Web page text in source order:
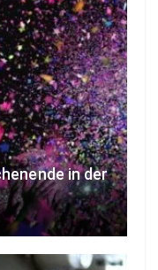
in der